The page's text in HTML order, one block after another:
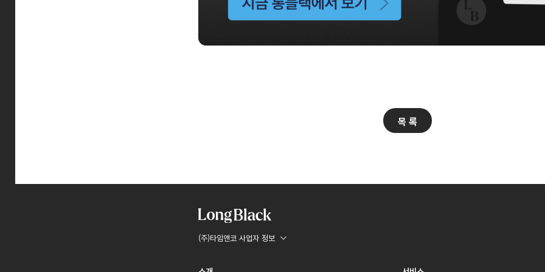
목 록
(주)타임앤코 사업자 정보